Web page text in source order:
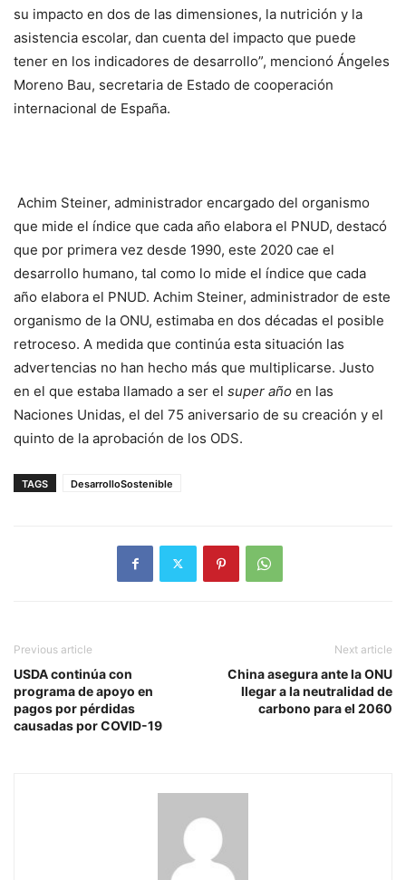
su impacto en dos de las dimensiones, la nutrición y la
asistencia escolar, dan cuenta del impacto que puede
tener en los indicadores de desarrollo”, mencionó Ángeles
Moreno Bau, secretaria de Estado de cooperación
internacional de España.
Achim Steiner, administrador encargado del organismo
que mide el índice que cada año elabora el PNUD, destacó
que por primera vez desde 1990, este 2020 cae el
desarrollo humano, tal como lo mide el índice que cada
año elabora el PNUD. Achim Steiner, administrador de este
organismo de la ONU, estimaba en dos décadas el posible
retroceso. A medida que continúa esta situación las
advertencias no han hecho más que multiplicarse. Justo
en el que estaba llamado a ser el super año en las
Naciones Unidas, el del 75 aniversario de su creación y el
quinto de la aprobación de los ODS.
TAGS DesarrolloSostenible
Previous article
USDA continúa con
programa de apoyo en
pagos por pérdidas
causadas por COVID-19
Next article
China asegura ante la ONU
llegar a la neutralidad de
carbono para el 2060